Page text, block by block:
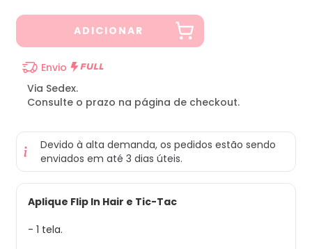
Envio
Via Sedex.
Consulte o prazo na página de checkout.
Devido à alta demanda, os pedidos estão sendo
enviados em até 3 dias úteis.
Aplique Flip In Hair e Tic-Tac
- 1 tela.